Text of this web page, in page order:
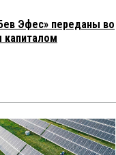
Эфес» переданы во
капиталом